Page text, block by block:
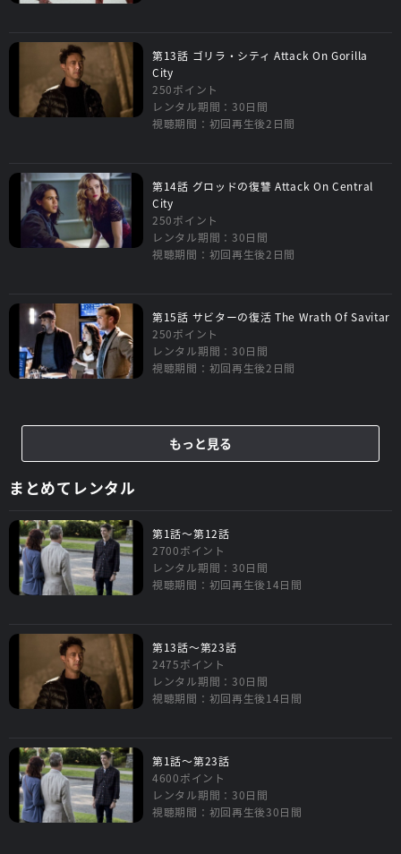
第13話 ゴリラ・シティ Attack On Gorilla
City
250ポイント
レンタル期間：30日間
視聴期間：初回再生後2日間
第14話 グロッドの復讐 Attack On Central
City
250ポイント
レンタル期間：30日間
視聴期間：初回再生後2日間
第15話 サビターの復活 The Wrath Of Savitar
250ポイント
レンタル期間：30日間
視聴期間：初回再生後2日間
もっと見る
まとめてレンタル
第1話～第12話
2700ポイント
レンタル期間：30日間
視聴期間：初回再生後14日間
第13話～第23話
2475ポイント
レンタル期間：30日間
視聴期間：初回再生後14日間
第1話～第23話
4600ポイント
レンタル期間：30日間
視聴期間：初回再生後30日間